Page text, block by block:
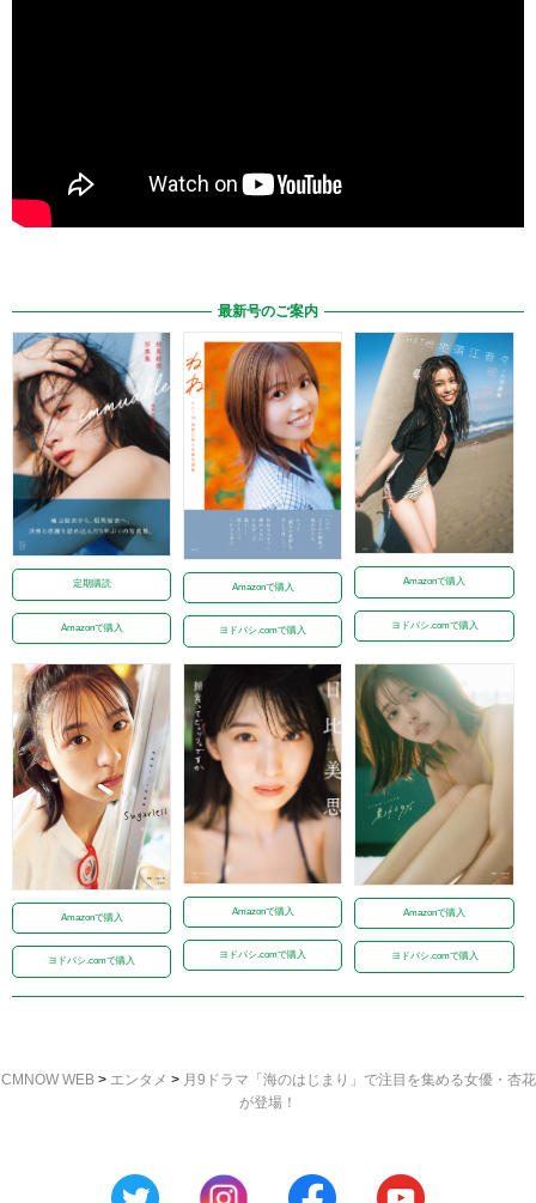
最新号のご案内
定期購読
Amazonで購入
Amazonで購入
ヨドバシ.comで購入
Amazonで購入
ヨドバシ.comで購入
Amazonで購入
ヨドバシ.comで購入
Amazonで購入
ヨドバシ.comで購入
Amazonで購入
ヨドバシ.comで購入
CMNOW WEB> エンタメ > 月9ドラマ「海のはじまり」で注目を集める女優・杏花
が登場！